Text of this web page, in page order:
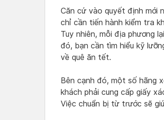
Căn cứ vào quyết định mới
chỉ cần tiến hành kiểm tra
Tuy nhiên, mỗi địa phương
đó, bạn cần tìm hiểu kỹ
về quê ăn tết.
Bên cạnh đó, một số hãng
khách phải cung cấp giấy
Việc chuẩn bị từ trước sẽ